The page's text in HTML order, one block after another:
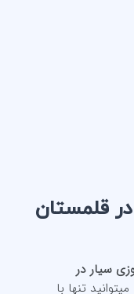
قلمستان
سیار در
تنها با